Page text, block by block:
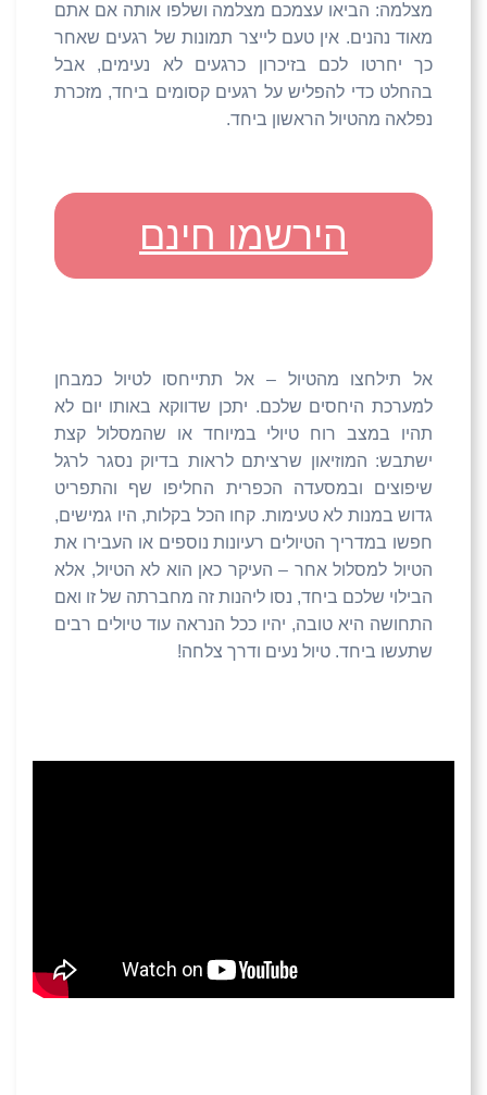
מצלמה: הביאו עצמכם מצלמה ושלפו אותה אם אתם
מאוד נהנים. אין טעם לייצר תמונות של רגעים שאחר
כך יחרטו לכם בזיכרון כרגעים לא נעימים, אבל
בהחלט כדי להפליש על רגעים קסומים ביחד, מזכרת
נפלאה מהטיול הראשון ביחד.
הירשמו חינם
אל תילחצו מהטיול – אל תתייחסו לטיול כמבחן
למערכת היחסים שלכם. יתכן שדווקא באותו יום לא
תהיו במצב רוח טיולי במיוחד או שהמסלול קצת
ישתבש: המוזיאון שרציתם לראות בדיוק נסגר לרגל
שיפוצים ובמסעדה הכפרית החליפו שף והתפריט
גדוש במנות לא טעימות. קחו הכל בקלות, היו גמישים,
חפשו במדריך הטיולים רעיונות נוספים או העבירו את
הטיול למסלול אחר – העיקר כאן הוא לא הטיול, אלא
הבילוי שלכם ביחד, נסו ליהנות זה מחברתה של זו ואם
התחושה היא טובה, יהיו ככל הנראה עוד טיולים רבים
שתעשו ביחד. טיול נעים ודרך צלחה!